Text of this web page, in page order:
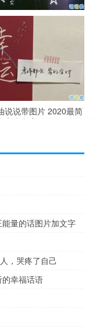
气句子带图片 最新霸
冷范
说说带图片 2020最简
高考文案
量的话图片加文字
，哭疼了自己
幸福话语